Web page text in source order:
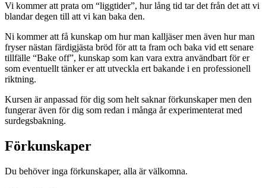
Vi kommer att prata om “liggtider”, hur lång tid tar det från det att vi
blandar degen till att vi kan baka den.
Ni kommer att få kunskap om hur man kalljäser men även hur man
fryser nästan färdigjästa bröd för att ta fram och baka vid ett senare
tillfälle “Bake off”, kunskap som kan vara extra användbart för er
som eventuellt tänker er att utveckla ert bakande i en professionell
riktning.
Kursen är anpassad för dig som helt saknar förkunskaper men den
fungerar även för dig som redan i många år experimenterat med
surdegsbakning.
Förkunskaper
Du behöver inga förkunskaper, alla är välkomna.